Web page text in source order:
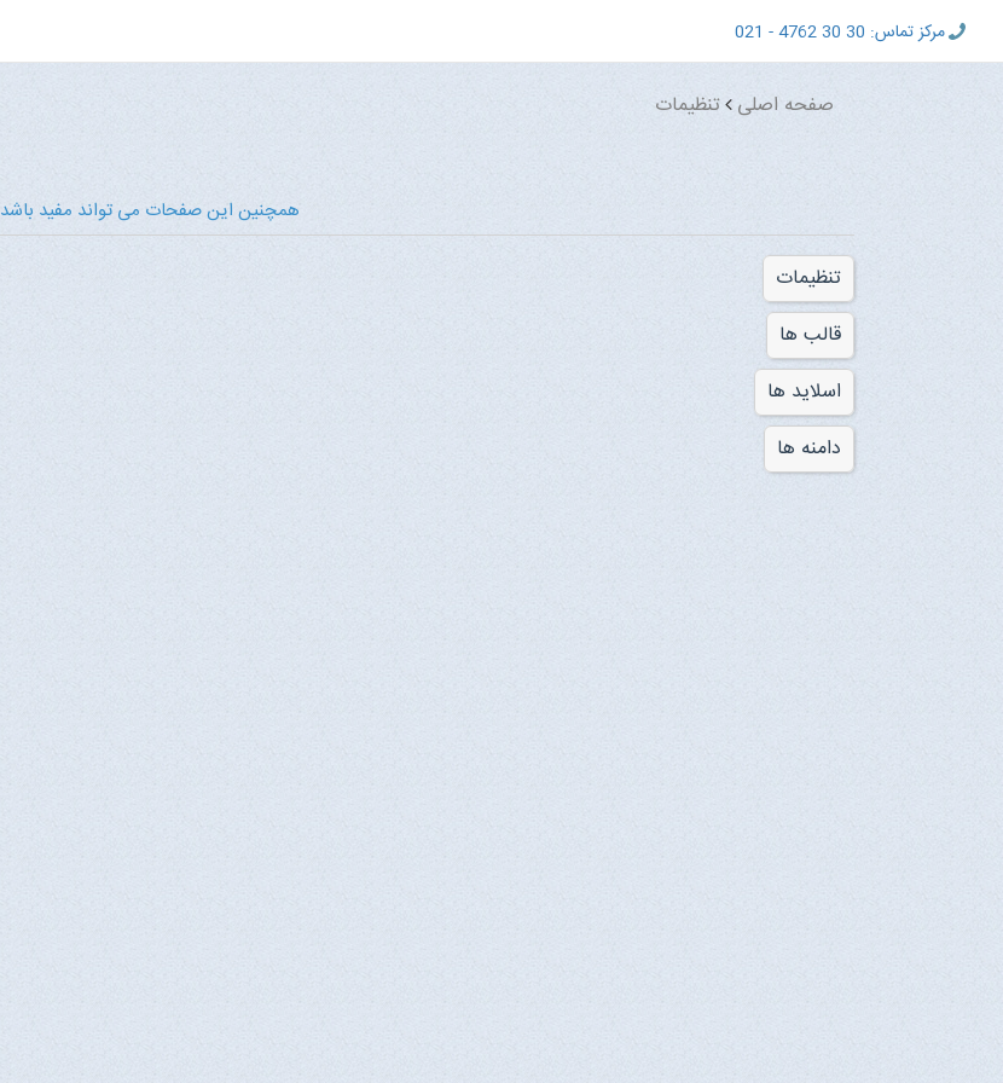
مرکز تماس: 30 30 4762 - 021
صفحه اصلی تنظیمات
همچنین این صفحات می تواند مفید باشد
تنظیمات
قالب ها
اسلاید ها
دامنه ها